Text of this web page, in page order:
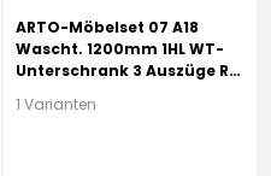
ARTO-Möbelset 07 A18
Wascht. 1200mm 1HL WT-
Unterschrank 3 Auszüge RR
1 Varianten